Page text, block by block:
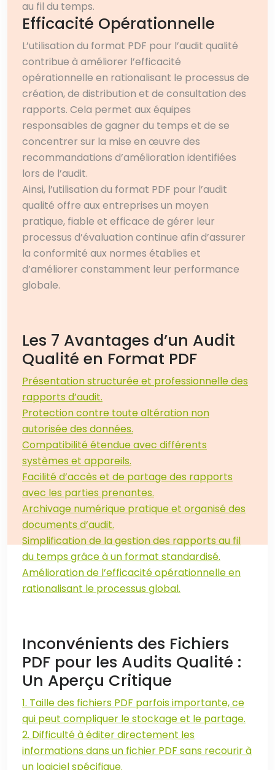
au fil du temps.
Efficacité Opérationnelle
L’utilisation du format PDF pour l’audit qualité
contribue à améliorer l’efficacité
opérationnelle en rationalisant le processus de
création, de distribution et de consultation des
rapports. Cela permet aux équipes
responsables de gagner du temps et de se
concentrer sur la mise en œuvre des
recommandations d’amélioration identifiées
lors de l’audit.
Ainsi, l’utilisation du format PDF pour l’audit
qualité offre aux entreprises un moyen
pratique, fiable et efficace de gérer leur
processus d’évaluation continue afin d’assurer
la conformité aux normes établies et
d’améliorer constamment leur performance
globale.
Les 7 Avantages d’un Audit
Qualité en Format PDF
Présentation structurée et professionnelle des
rapports d’audit.
Protection contre toute altération non
autorisée des données.
Compatibilité étendue avec différents
systèmes et appareils.
Facilité d’accès et de partage des rapports
avec les parties prenantes.
Archivage numérique pratique et organisé des
documents d’audit.
Simplification de la gestion des rapports au fil
du temps grâce à un format standardisé.
Amélioration de l’efficacité opérationnelle en
rationalisant le processus global.
Inconvénients des Fichiers
PDF pour les Audits Qualité :
Un Aperçu Critique
1. Taille des fichiers PDF parfois importante, ce
qui peut compliquer le stockage et le partage.
2. Difficulté à éditer directement les
informations dans un fichier PDF sans recourir à
un logiciel spécifique.